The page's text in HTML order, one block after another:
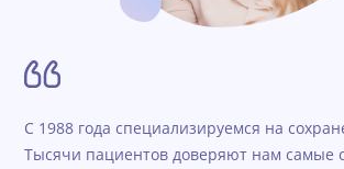
С 1988 года специализируемся на
Тысячи пациентов доверяют нам самые